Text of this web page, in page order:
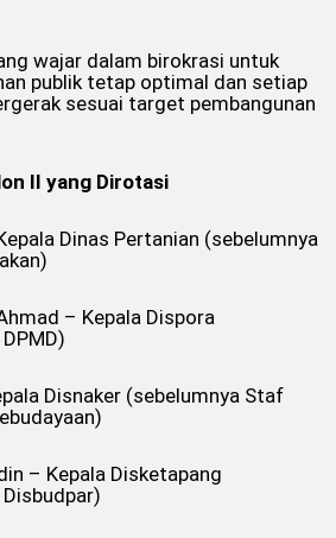
wajar dalam birokrasi untuk
publik tetap optimal dan setiap
sesuai target pembangunan
II yang Dirotasi
Dinas Pertanian (sebelumnya
– Kepala Dispora
Disnaker (sebelumnya Staf
– Kepala Disketapang